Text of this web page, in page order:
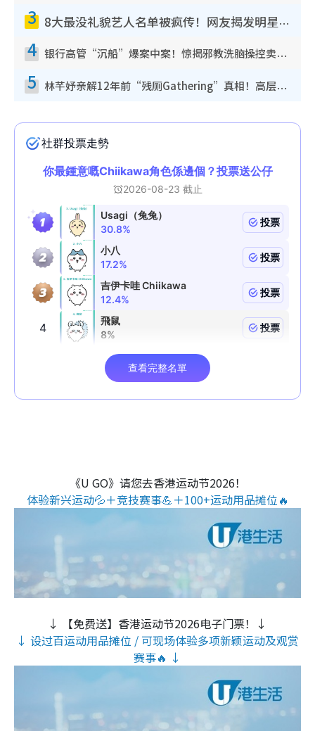
3 8大最没礼貌艺人名单被疯传！网友揭发明星真面目，一致数落这一位是无品天花板？
4 银行高管“沉船”爆案中案！惊揭邪教洗脑操控卖淫被吞600万，幕后黑手讲多错多
5 林芊妤亲解12年前“残厕Gathering”真相！高层解约一句话重创尊严，至今拒返TVB
《U GO》请您去香港运动节2026！
体验新兴运动💦＋竞技赛事💪＋100+运动用品摊位🔥
↓ 【免费送】香港运动节2026电子门票！↓
↓ 设过百运动用品摊位 / 可现场体验多项新颖运动及观赏
赛事🔥 ↓